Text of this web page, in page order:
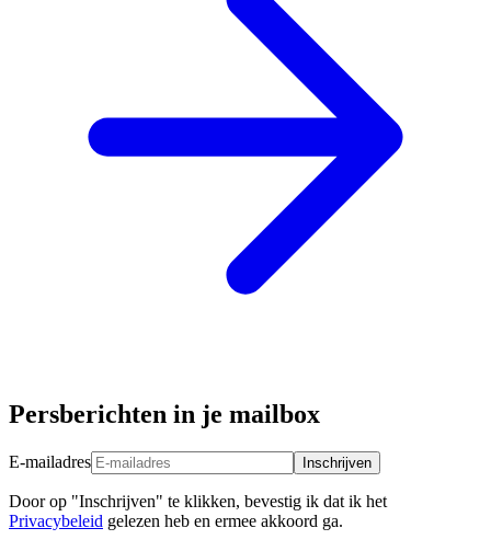
Persberichten in je mailbox
E-mailadres Inschrijven
Door op "Inschrijven" te klikken, bevestig ik dat ik het
Privacybeleid gelezen heb en ermee akkoord ga.